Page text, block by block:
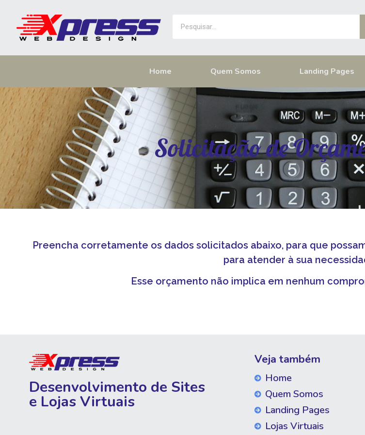
Home Quem Somos Landing Pages
Solicitação de
Preencha corretamente os dados solicitados abaixo, para que
para atender à sua
Esse orçamento não implica em nenhum
Desenvolvimento de Sites
e Lojas Virtuais
Veja também
Home
Quem Somos
Landing Pages
Lojas Virtuais